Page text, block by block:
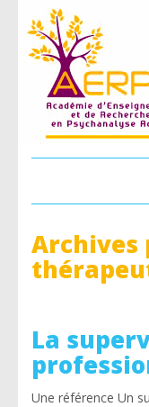
Archives
La
Une référence Un